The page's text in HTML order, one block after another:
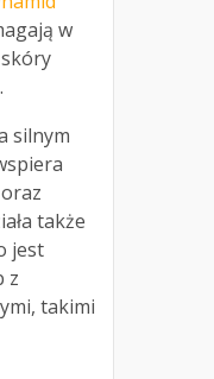
w
silnym
także
jest
z
takimi